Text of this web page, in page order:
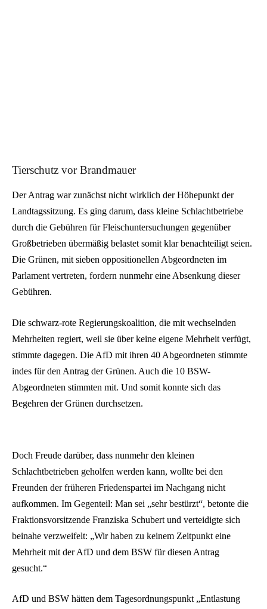
Tierschutz vor Brandmauer
Der Antrag war zunächst nicht wirklich der Höhepunkt der
Landtagssitzung. Es ging darum, dass kleine Schlachtbetriebe
durch die Gebühren für Fleischuntersuchungen gegenüber
Großbetrieben übermäßig belastet somit klar benachteiligt seien.
Die Grünen, mit sieben oppositionellen Abgeordneten im
Parlament vertreten, fordern nunmehr eine Absenkung dieser
Gebühren.
Die schwarz-rote Regierungskoalition, die mit wechselnden
Mehrheiten regiert, weil sie über keine eigene Mehrheit verfügt,
stimmte dagegen. Die AfD mit ihren 40 Abgeordneten stimmte
indes für den Antrag der Grünen. Auch die 10 BSW-
Abgeordneten stimmten mit. Und somit konnte sich das
Begehren der Grünen durchsetzen.
Doch Freude darüber, dass nunmehr den kleinen
Schlachtbetrieben geholfen werden kann, wollte bei den
Freunden der früheren Friedenspartei im Nachgang nicht
aufkommen. Im Gegenteil: Man sei „sehr bestürzt“, betonte die
Fraktionsvorsitzende Franziska Schubert und verteidigte sich
beinahe verzweifelt: „Wir haben zu keinem Zeitpunkt eine
Mehrheit mit der AfD und dem BSW für diesen Antrag
gesucht.“
AfD und BSW hätten dem Tagesordnungspunkt „Entlastung